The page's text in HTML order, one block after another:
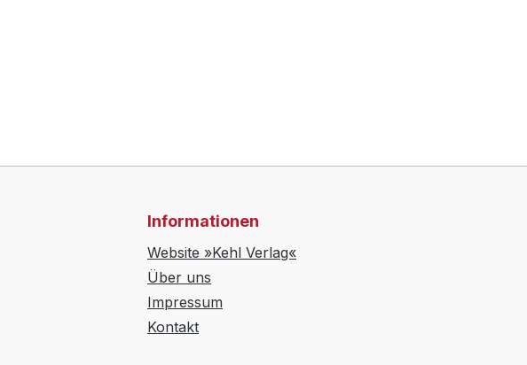
Informationen
Website »Kehl Verlag«
Über uns
Impressum
Kontakt